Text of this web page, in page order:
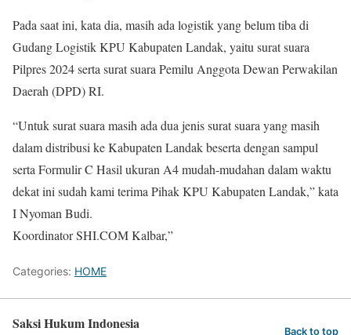
Pada saat ini, kata dia, masih ada logistik yang belum tiba di
Gudang Logistik KPU Kabupaten Landak, yaitu surat suara
Pilpres 2024 serta surat suara Pemilu Anggota Dewan Perwakilan
Daerah (DPD) RI.
“Untuk surat suara masih ada dua jenis surat suara yang masih
dalam distribusi ke Kabupaten Landak beserta dengan sampul
serta Formulir C Hasil ukuran A4 mudah-mudahan dalam waktu
dekat ini sudah kami terima Pihak KPU Kabupaten Landak,” kata
I Nyoman Budi.
Koordinator SHI.COM Kalbar,”
Categories: HOME
Saksi Hukum Indonesia Back to top